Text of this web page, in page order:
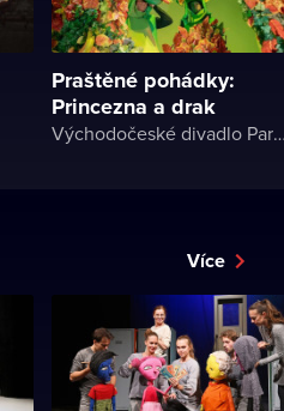
Praštěné pohádky:
Princezna a drak
Východočeské
Více